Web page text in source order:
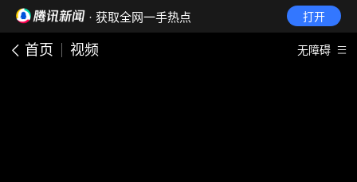
· 获取全网一手热点 打开
首页 视频 无障碍